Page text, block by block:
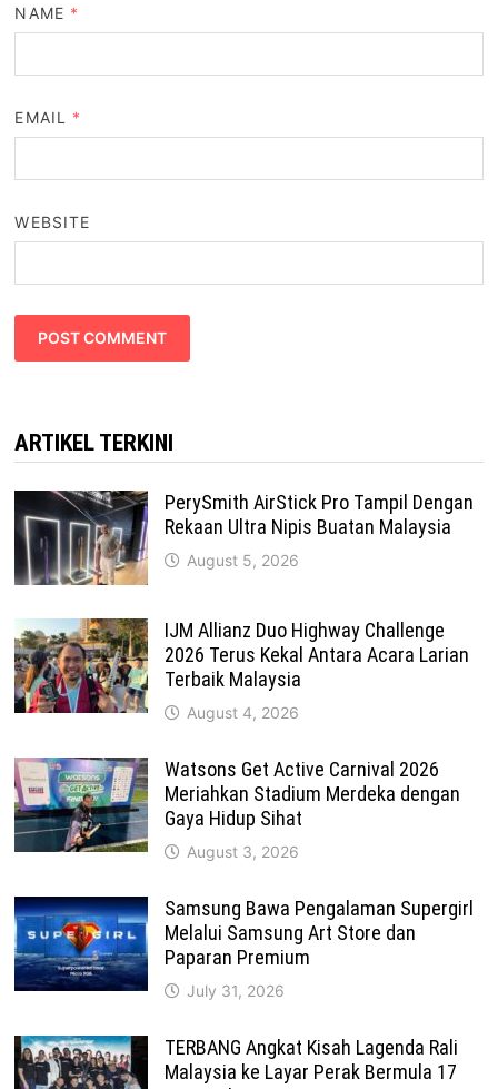
NAME *
EMAIL *
WEBSITE
ARTIKEL TERKINI
PerySmith AirStick Pro Tampil Dengan
Rekaan Ultra Nipis Buatan Malaysia
August 5, 2026
IJM Allianz Duo Highway Challenge
2026 Terus Kekal Antara Acara Larian
Terbaik Malaysia
August 4, 2026
Watsons Get Active Carnival 2026
Meriahkan Stadium Merdeka dengan
Gaya Hidup Sihat
August 3, 2026
Samsung Bawa Pengalaman Supergirl
Melalui Samsung Art Store dan
Paparan Premium
July 31, 2026
TERBANG Angkat Kisah Lagenda Rali
Malaysia ke Layar Perak Bermula 17